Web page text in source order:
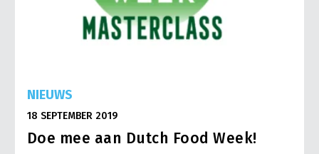
NIEUWS
18 SEPTEMBER 2019
Doe mee aan Dutch Food Week!